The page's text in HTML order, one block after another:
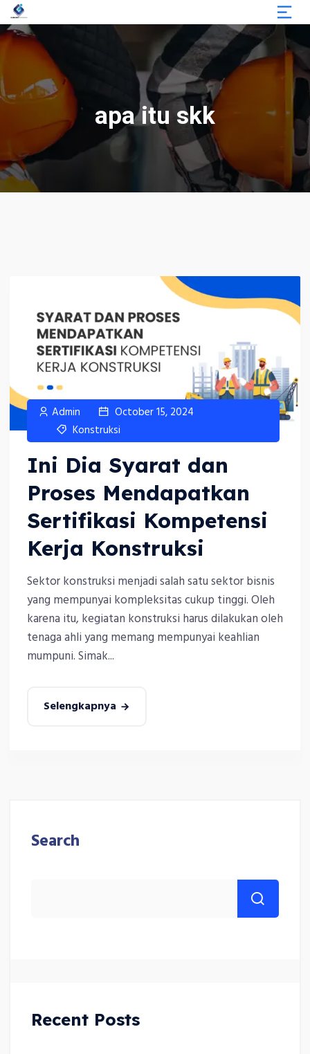
apa itu skk
Admin
October 15, 2024
Konstruksi
Ini Dia Syarat dan
Proses Mendapatkan
Sertifikasi Kompetensi
Kerja Konstruksi
Sektor konstruksi menjadi salah satu sektor bisnis
yang mempunyai kompleksitas cukup tinggi. Oleh
karena itu, kegiatan konstruksi harus dilakukan oleh
tenaga ahli yang memang mempunyai keahlian
mumpuni. Simak...
Selengkapnya
Search
Recent Posts